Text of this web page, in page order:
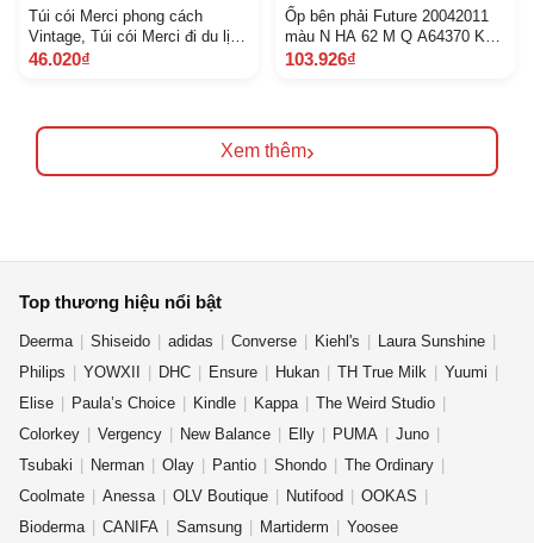
Túi cói Merci phong cách
Vintage, Túi cói Merci đi du lịch
siêu sang hàng loại 1 M IN 24
46.020₫
Ốp bên phải Future 20042011
màu N HA 62 M Q A64370 K
PH 700 Z Q
103.926₫
Xem thêm›
Top thương hiệu nổi bật
Deerma Shiseido adidas Converse Kiehl's
Laura Sunshine
Philips
YOWXII DHC Ensure Hukan TH True Milk
Yuumi
Elise
Paula’s Choice Kindle Kappa
The Weird Studio
Colorkey
Vergency New Balance Elly PUMA
Juno
Tsubaki
Nerman Olay Pantio Shondo
The Ordinary
Coolmate
Anessa OLV Boutique Nutifood
OOKAS
Bioderma
CANIFA Samsung Martiderm Yoosee